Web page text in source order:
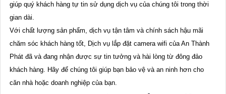
giúp quý khách hàng tự tin sử dụng dịch vụ của chúng tôi trong thời
gian dài.
Với chất lượng sản phẩm, dịch vụ tận tâm và chính sách hậu mãi
chăm sóc khách hàng tốt, Dịch vụ lắp đặt camera wifi của An Thành
Phát đã và đang nhận được sự tin tưởng và hài lòng từ đông đảo
khách hàng. Hãy để chúng tôi giúp bạn bảo vệ và an ninh hơn cho
căn nhà hoặc doanh nghiệp của bạn.